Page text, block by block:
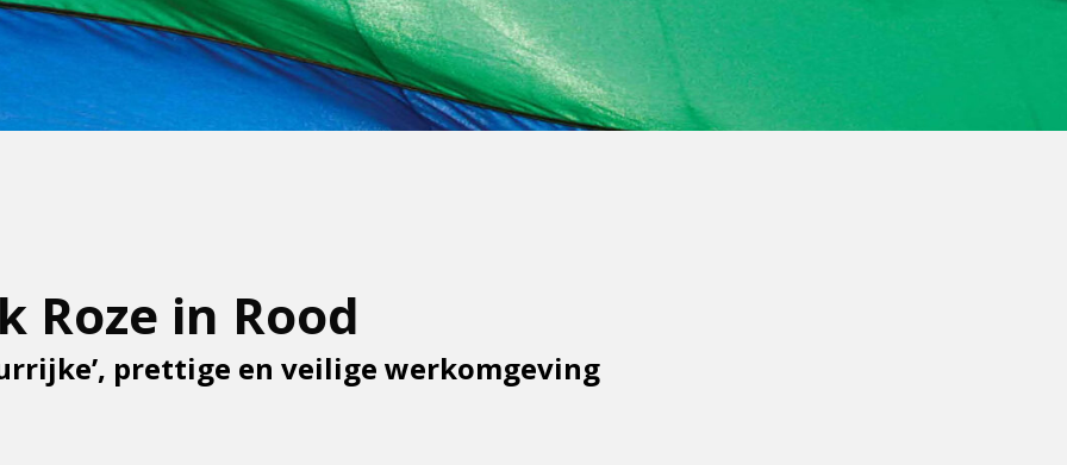
Roze in Rood
prettige en veilige werkomgeving